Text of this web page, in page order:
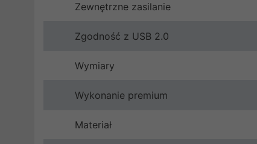
Zewnętrzne zasilanie
Zgodność z USB 2.0
Wymiary
Wykonanie premium
Materiał